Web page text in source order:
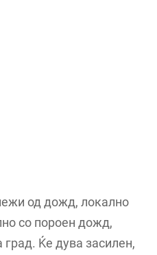
од дожд, локално
со пороен дожд,
град. Ќе дува засилен,